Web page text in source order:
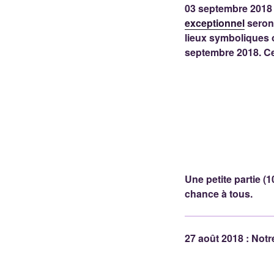
03 septembre
exceptionnel
lieux symboliques
septembre 2018.
Une petite partie
chance à tous.
27 août 2018 :